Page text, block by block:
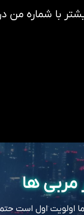
با شماره من در
مربی ها
اولویت اول است